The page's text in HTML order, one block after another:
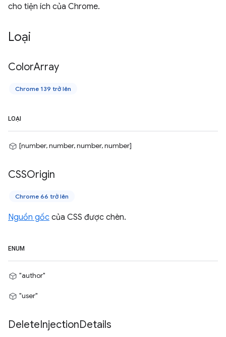
cho tiện ích của Chrome.
Loại
ColorArray
Chrome 139 trở lên
LOẠI
[number, number, number, number]
CSSOrigin
Chrome 66 trở lên
Nguồn gốc của CSS được chèn.
ENUM
"author"
"user"
DeleteInjectionDetails